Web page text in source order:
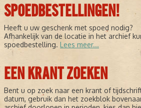
SPOEDBESTELLINGEN!
Heeft u uw geschenk met spoed nodig?
Afhankelijk van de locatie in het archief
spoedbestelling. Lees meer...
EEN KRANT ZOEKEN
Bent u op zoek naar een krant of
datum, gebruik dan het zoekblok